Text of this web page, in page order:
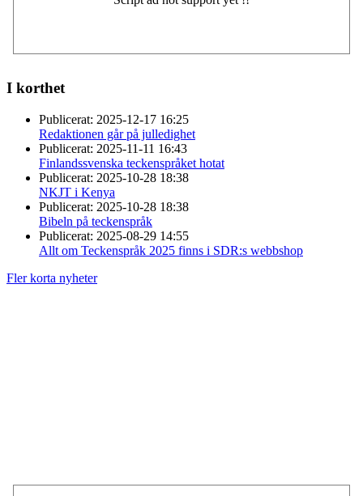
I korthet
Publicerat: 2025-12-17 16:25
Redaktionen går på julledighet
Publicerat: 2025-11-11 16:43
Finlandssvenska teckenspråket hotat
Publicerat: 2025-10-28 18:38
NKJT i Kenya
Publicerat: 2025-10-28 18:38
Bibeln på teckenspråk
Publicerat: 2025-08-29 14:55
Allt om Teckenspråk 2025 finns i SDR:s webbshop
Fler korta nyheter